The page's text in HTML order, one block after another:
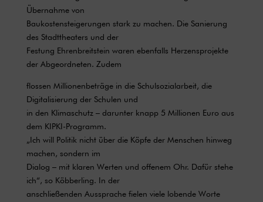
Übernahme von
Baukostensteigerungen stark zu machen. Die Sanierung
des Stadttheaters und der
Festung Ehrenbreitstein waren ebenfalls Herzensprojekte
der Abgeordneten. Zudem
flossen Millionenbeträge in die Schulsozialarbeit, die
Digitalisierung der Schulen und
in den Klimaschutz – darunter knapp 5 Millionen Euro aus
dem KIPKI-Programm.
„Ich will Politik nicht über die Köpfe der Menschen hinweg
machen, sondern im
Dialog – mit klaren Werten und offenem Ohr. Dafür stehe
ich“, so Köbberling. In der
anschließenden Aussprache fielen viele lobende Worte